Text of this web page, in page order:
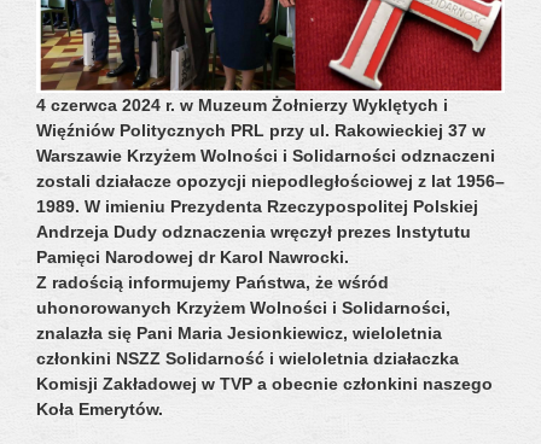
4 czerwca 2024 r. w Muzeum Żołnierzy Wyklętych i
Więźniów Politycznych PRL przy ul. Rakowieckiej 37 w
Warszawie Krzyżem Wolności i Solidarności odznaczeni
zostali działacze opozycji niepodległościowej z lat 1956–
1989. W imieniu Prezydenta Rzeczypospolitej Polskiej
Andrzeja Dudy odznaczenia wręczył prezes Instytutu
Pamięci Narodowej dr Karol Nawrocki.
Z radością informujemy Państwa, że wśród
uhonorowanych Krzyżem Wolności i Solidarności,
znalazła się Pani Maria Jesionkiewicz, wieloletnia
członkini NSZZ Solidarność i wieloletnia działaczka
Komisji Zakładowej w TVP a obecnie członkini naszego
Koła Emerytów.